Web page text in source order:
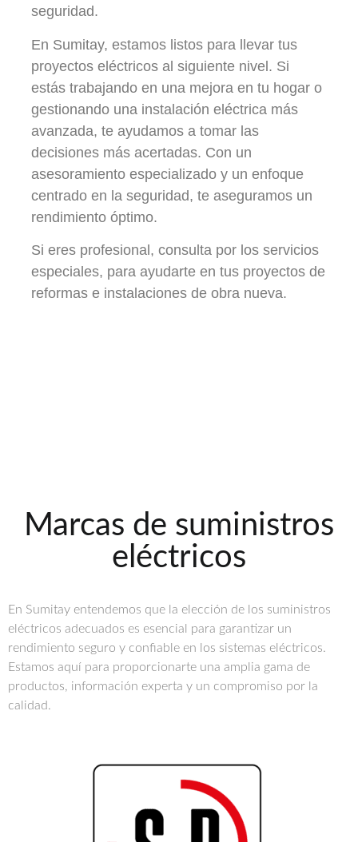
seguridad.
En Sumitay, estamos listos para llevar tus
proyectos eléctricos al siguiente nivel. Si
estás trabajando en una mejora en tu hogar o
gestionando una instalación eléctrica más
avanzada, te ayudamos a tomar las
decisiones más acertadas. Con un
asesoramiento especializado y un enfoque
centrado en la seguridad, te aseguramos un
rendimiento óptimo.
Si eres profesional, consulta por los servicios
especiales, para ayudarte en tus proyectos de
reformas e instalaciones de obra nueva.
Marcas de suministros
eléctricos
En Sumitay entendemos que la elección de los suministros
eléctricos adecuados es esencial para garantizar un
rendimiento seguro y confiable en los sistemas eléctricos.
Estamos aquí para proporcionarte una amplia gama de
productos, información experta y un compromiso por la
calidad.